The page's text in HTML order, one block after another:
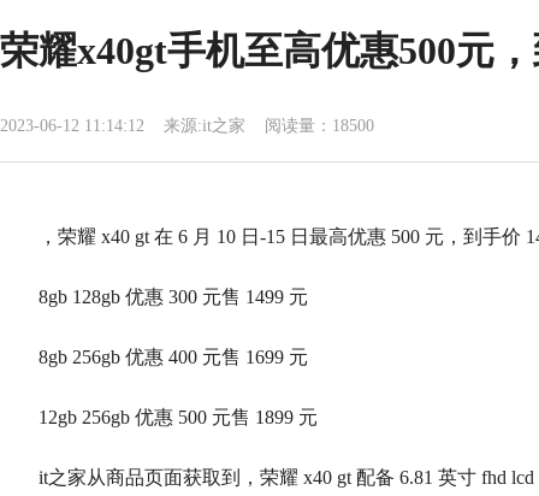
荣耀x40gt手机至高优惠500元
2023-06-12 11:14:12 来源:it之家 阅读量：18500
，荣耀 x40 gt 在 6 月 10 日-15 日最高优惠 500 元，到手价
8gb 128gb 优惠 300 元售 1499 元
8gb 256gb 优惠 400 元售 1699 元
12gb 256gb 优惠 500 元售 1899 元
it之家从商品页面获取到，荣耀 x40 gt 配备 6.81 英寸 fhd